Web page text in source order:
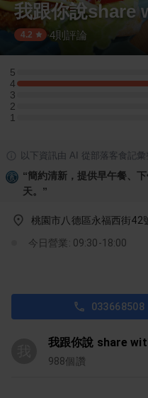
我跟你說share
4.2 ·4則評論
5
5 星：0 則評論
4
4 星：2 則評論
3
3 星：0 則評論
2
2 星：0 則評論
1
1 星：0 則評論
以下資訊由 AI 從部落客食記彙
“簡約清新，提供早午餐、
天。 ”
桃園市八德區永福西街42
今日營業: 09:30-18:00
033668508
我跟你說 share
988個讚